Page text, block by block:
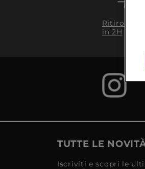
Ritiro in
in 2H
TUTTE LE
Iscriviti e scopri le